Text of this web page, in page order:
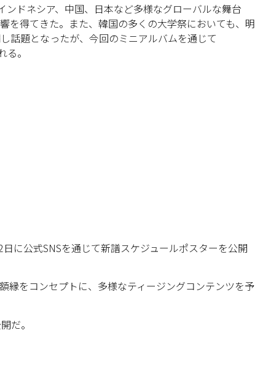
ドネシア、中国、日本など多様なグローバルな舞台
を得てきた。また、韓国の多くの大学祭においても、明
話題となったが、今回のミニアルバムを通じて
。
に公式SNSを通じて新譜スケジュールポスターを公開
縁をコンセプトに、多様なティージングコンテンツを予
だ。